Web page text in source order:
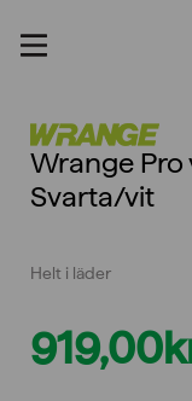
innehållet
Wrange
Svarta/vit
Helt i läder
919,00